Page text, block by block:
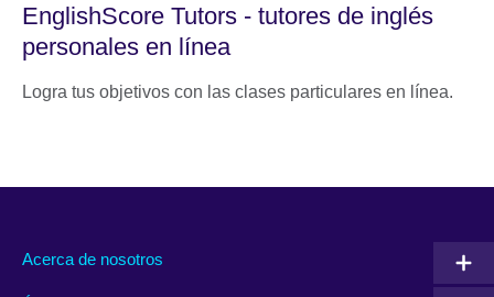
EnglishScore Tutors - tutores de inglés
personales en línea
Logra tus objetivos con las clases particulares en línea.
Acerca de nosotros